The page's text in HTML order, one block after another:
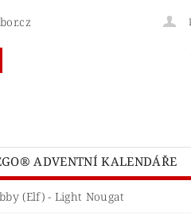
ADVENTNÍ KALENDÁŘE
LEGO® BATMAN MOVIE
(Elf) - Light Nougat